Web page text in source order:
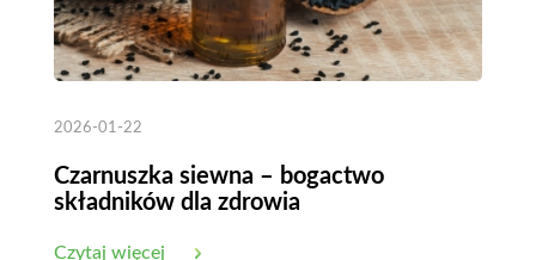
2026-01-22
Czarnuszka siewna – bogactwo
składników dla zdrowia
Czytaj więcej